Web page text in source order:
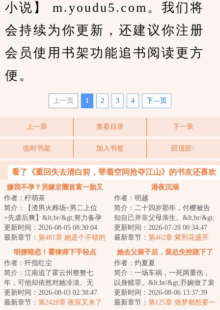
小说】 m.youdu5.com。我们将
会持续为你更新，还建议你注册
会员使用书架功能追书阅读更方
便。
上一页 1 2 3 4 下—页
上一章 查看目录 下一章
临时书架 加入书签 回顶部↑
看了《重回失去清白前，带着空间抢夺江山》的书友还喜欢
嫌我不孕？另嫁京圈首富一胎又
作者：柠萌茶
简介：【渣男火葬场+男二上位
+先虐后爽】&lt;br/&gt;努力备孕
三年，江婉音终于怀孕，却发现
自己和丈夫陆...
更新时间：2026-08-05 08:30:04
最新章节： 第481章 她是个不错的
结婚对象
港夜沉溺
作者：明越
简介：二十四岁那年，付樱被告
知自己并非父母亲生。&lt;br/&gt;
亲生家庭远在千里之外，被接回
之后，她见...
更新时间：2026-07-28 00:34:47
最新章节： 第462章 紫荆花盛开
（完）
明撩暗恋！霍律师下手轻点
作者：纤指红尘
简介：江南追了霍云州整整七
年，可他却依然对她冷淡、无
情。她深受打击，大学毕业就心
灰意冷的出了国。三...
更新时间：2026-08-03 02:38:47
最新章节： 第2428章 夜宸又来了
她去父留子后，裴总失控跪下了
作者：灼夏夏
简介：一场车祸，一死两重伤，
以身赎罪。&lt;br/&gt;乔婉做了裴
寒声的冲喜新娘，最难的时光她
助他风光无...
更新时间：2026-08-06 13:37:39
最新章节： 第125章 做梦都想要一